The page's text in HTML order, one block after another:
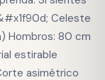
Celeste
Hombros: 80 cm
estirable
asimétrico